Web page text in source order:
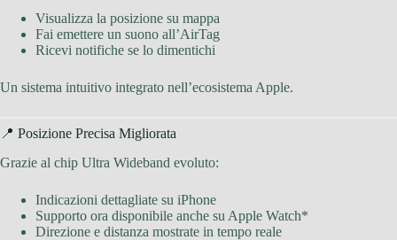
Visualizza la posizione su mappa
Fai emettere un suono all’AirTag
Ricevi notifiche se lo dimentichi
Un sistema intuitivo integrato nell’ecosistema Apple.
📍 Posizione Precisa Migliorata
Grazie al chip Ultra Wideband evoluto:
Indicazioni dettagliate su iPhone
Supporto ora disponibile anche su Apple Watch*
Direzione e distanza mostrate in tempo reale